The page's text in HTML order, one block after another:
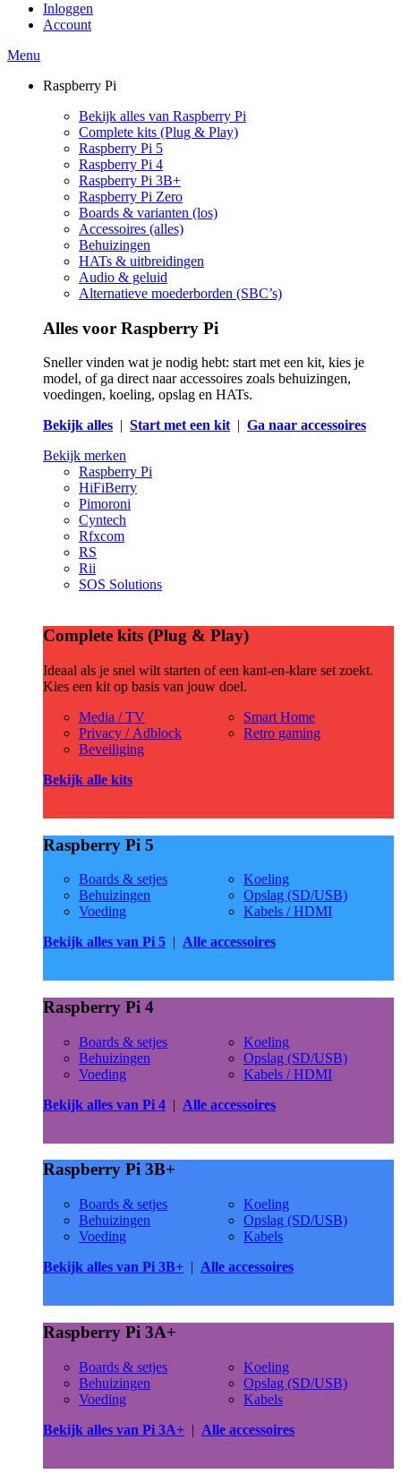
Inloggen
Account
Menu
Raspberry Pi
Bekijk alles van Raspberry Pi
Complete kits (Plug & Play)
Raspberry Pi 5
Raspberry Pi 4
Raspberry Pi 3B+
Raspberry Pi Zero
Boards & varianten (los)
Accessoires (alles)
Behuizingen
HATs & uitbreidingen
Audio & geluid
Alternatieve moederborden (SBC’s)
Alles voor Raspberry Pi
Sneller vinden wat je nodig hebt: start met een kit, kies je
model, of ga direct naar accessoires zoals behuizingen,
voedingen, koeling, opslag en HATs.
Bekijk alles | Start met een kit| Ga naar accessoires
Bekijk merken
Raspberry Pi
HiFiBerry
Pimoroni
Cyntech
Rfxcom
RS
Rii
SOS Solutions
Complete kits (Plug & Play)
Ideaal als je snel wilt starten of een kant-en-klare set zoekt.
Kies een kit op basis van jouw doel.
Media / TV
Privacy / Adblock
Beveiliging
Smart Home
Retro gaming
Bekijk alle kits
Raspberry Pi 5
Boards & setjes
Behuizingen
Voeding
Koeling
Opslag (SD/USB)
Kabels / HDMI
Bekijk alles van Pi 5 | Alle accessoires
Raspberry Pi 4
Boards & setjes
Behuizingen
Voeding
Koeling
Opslag (SD/USB)
Kabels / HDMI
Bekijk alles van Pi 4 | Alle accessoires
Raspberry Pi 3B+
Boards & setjes
Behuizingen
Voeding
Koeling
Opslag (SD/USB)
Kabels
Bekijk alles van Pi 3B+ | Alle accessoires
Raspberry Pi 3A+
Boards & setjes
Behuizingen
Voeding
Koeling
Opslag (SD/USB)
Kabels
Bekijk alles van Pi 3A+ | Alle accessoires